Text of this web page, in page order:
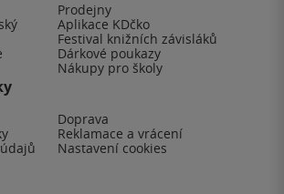
Prodejny
Aplikace KDčko
Festival knižních závisláků
Dárkové poukazy
Nákupy pro školy
Doprava
Reklamace a vrácení
Nastavení cookies